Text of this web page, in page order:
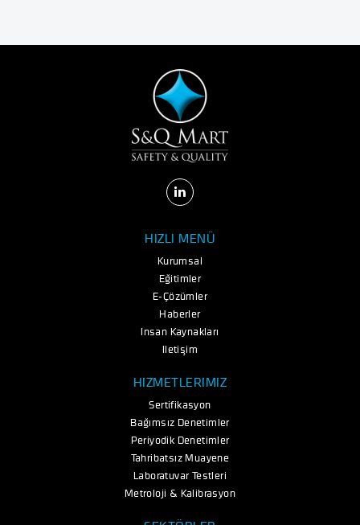
HIZLI MENÜ
Kurumsal
Eğitimler
E-Çözümler
Haberler
İnsan Kaynakları
İletişim
HİZMETLERİMİZ
Sertifikasyon
Bağımsız Denetimler
Periyodik Denetimler
Tahribatsız Muayene
Laboratuvar Testleri
Metroloji & Kalibrasyon